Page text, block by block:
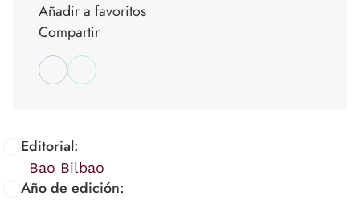
Editorial:
Bao Bilbao
Año de edición:
Añadir a favoritos
Compartir